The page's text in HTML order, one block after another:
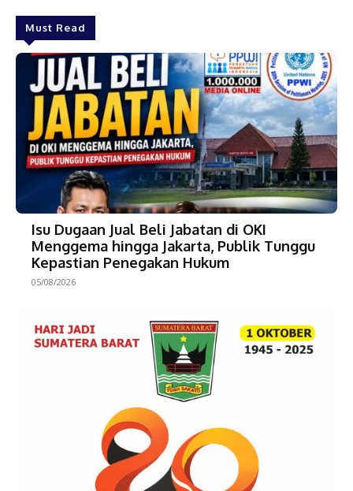
Must Read
Isu Dugaan Jual Beli Jabatan di OKI
Menggema hingga Jakarta, Publik Tunggu
Kepastian Penegakan Hukum
05/08/2026